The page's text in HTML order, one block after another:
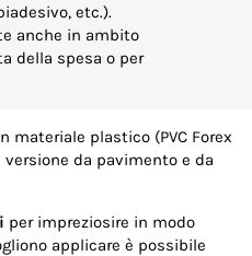
etc.).
anche in ambito
della spesa o per
materiale plastico (PVC Forex
da pavimento e da
per impreziosire in modo
applicare è possibile